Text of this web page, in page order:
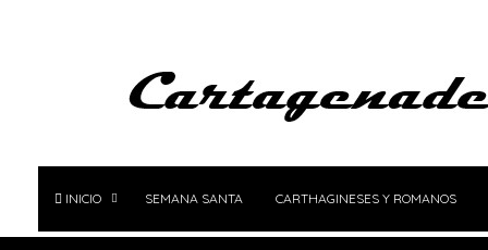
INICIO SEMANA SANTA CARTHAGINESES Y ROMANOS